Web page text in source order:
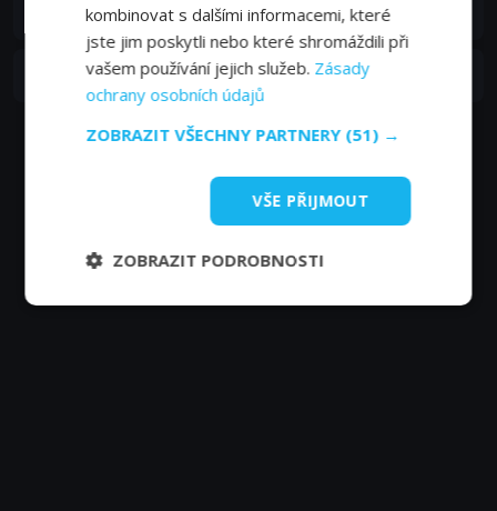
27. epizoda:Tingo je nemocný
01. 01. 2005
26. epizoda:Vesmír zasahuje
kombinovat s dalšími informacemi, které
jste jim poskytli nebo které shromáždili při
vašem používání jejich služeb. Zásady
ochrany osobních údajů
ZOBRAZIT VŠECHNY PARTNERY (51) →
VŠE PŘIJMOUT
ZOBRAZIT PODROBNOSTI